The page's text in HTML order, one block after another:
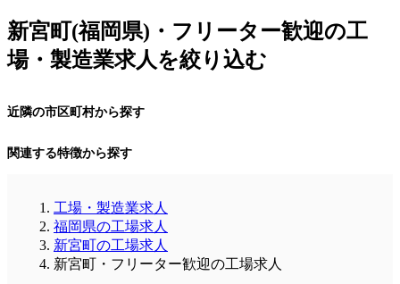
新宮町(福岡県)・フリーター歓迎の工
場・製造業求人を絞り込む
近隣の市区町村から探す
関連する特徴から探す
工場・製造業求人
福岡県の工場求人
新宮町の工場求人
新宮町・フリーター歓迎の工場求人